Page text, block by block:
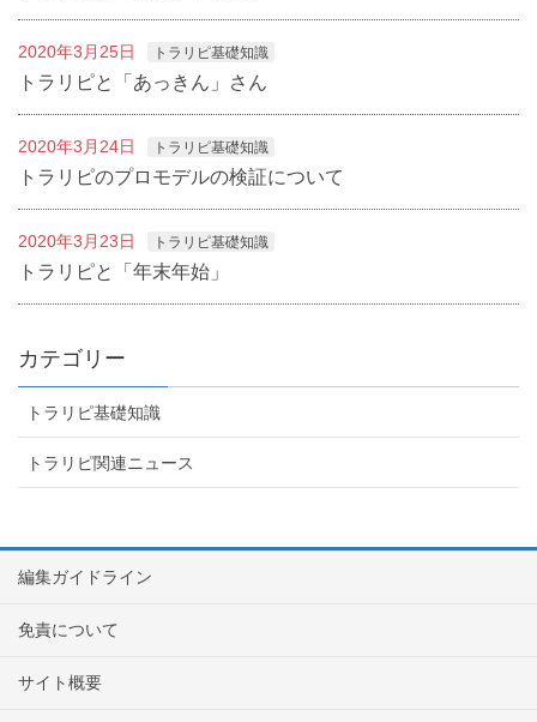
2020年3月25日 トラリピ基礎知識
トラリピと「あっきん」さん
2020年3月24日 トラリピ基礎知識
トラリピのプロモデルの検証について
2020年3月23日 トラリピ基礎知識
トラリピと「年末年始」
カテゴリー
トラリピ基礎知識
トラリピ関連ニュース
編集ガイドライン
免責について
サイト概要